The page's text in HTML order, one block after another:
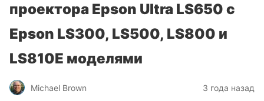
проектора Epson Ultra LS650 с
Epson LS300, LS500, LS800 и
LS810E моделями
Michael Brown 3 года назад